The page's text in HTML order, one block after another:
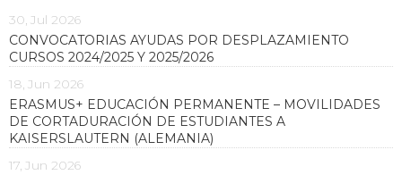
30, Jul 2026
CONVOCATORIAS AYUDAS POR DESPLAZAMIENTO
CURSOS 2024/2025 Y 2025/2026
18, Jun 2026
ERASMUS+ EDUCACIÓN PERMANENTE – MOVILIDADES
DE CORTADURACIÓN DE ESTUDIANTES A
KAISERSLAUTERN (ALEMANIA)
17, Jun 2026